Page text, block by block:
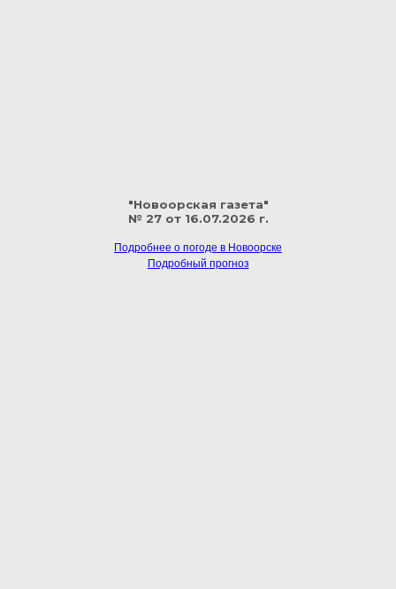
"Новоорская газета"
№ 27 от 16.07.2026 г.
Подробнее о погоде в Новоорске
Подробный прогноз